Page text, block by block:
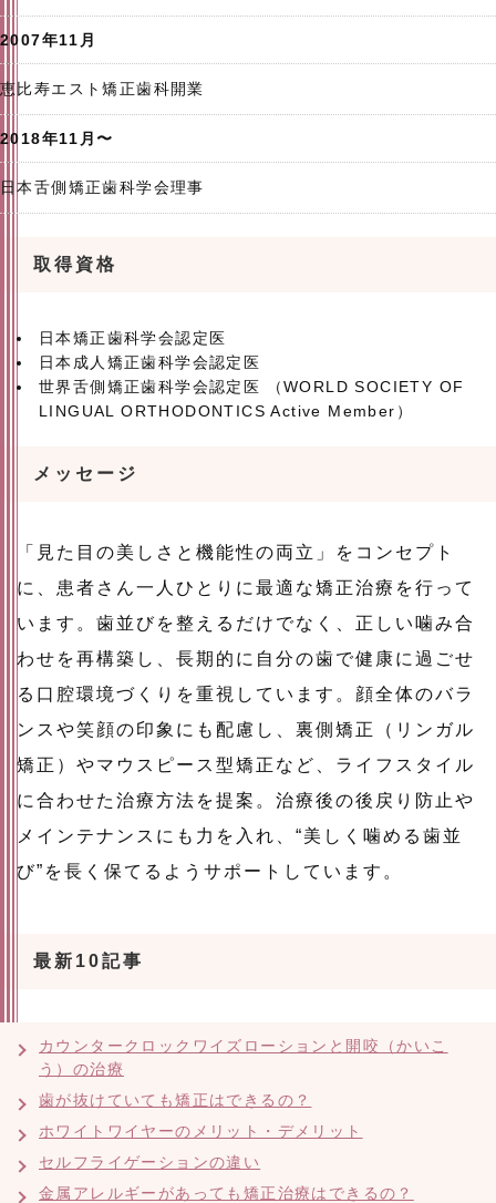
2007年11月
恵比寿エスト矯正歯科開業
2018年11月〜
日本舌側矯正歯科学会理事
取得資格
日本矯正歯科学会認定医
日本成人矯正歯科学会認定医
世界舌側矯正歯科学会認定医 （WORLD SOCIETY OF
LINGUAL ORTHODONTICS Active Member）
メッセージ
「見た目の美しさと機能性の両立」をコンセプト
に、患者さん一人ひとりに最適な矯正治療を行って
います。歯並びを整えるだけでなく、正しい噛み合
わせを再構築し、長期的に自分の歯で健康に過ごせ
る口腔環境づくりを重視しています。顔全体のバラ
ンスや笑顔の印象にも配慮し、裏側矯正（リンガル
矯正）やマウスピース型矯正など、ライフスタイル
に合わせた治療方法を提案。治療後の後戻り防止や
メインテナンスにも力を入れ、“美しく噛める歯並
び”を長く保てるようサポートしています。
最新10記事
カウンタークロックワイズローションと開咬（かいこ
う）の治療
歯が抜けていても矯正はできるの？
ホワイトワイヤーのメリット・デメリット
セルフライゲーションの違い
金属アレルギーがあっても矯正治療はできるの？